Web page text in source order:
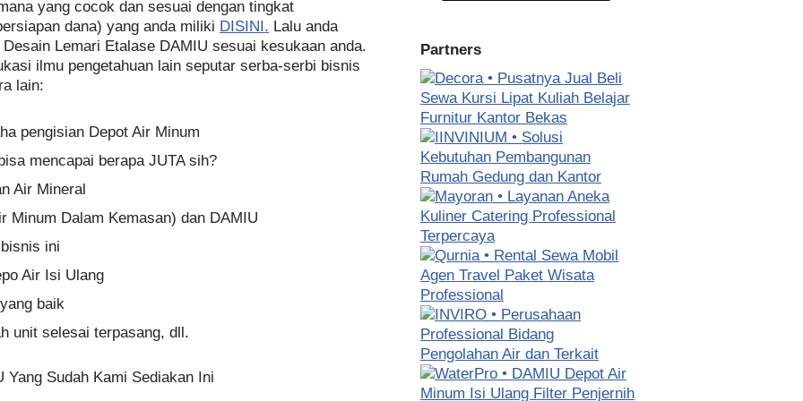
yang cocok dan sesuai dengan tingkat
dana) yang anda miliki DISINI. Lalu anda
Lemari Etalase DAMIU sesuai kesukaan anda.
ilmu pengetahuan lain seputar serba-serbi bisnis
lain:
pengisian Depot Air Minum
mencapai berapa JUTA sih?
Air Mineral
Minum Dalam Kemasan) dan DAMIU
ini
Air Isi Ulang
baik
unit selesai terpasang, dll.
Sudah Kami Sediakan Ini
Partners